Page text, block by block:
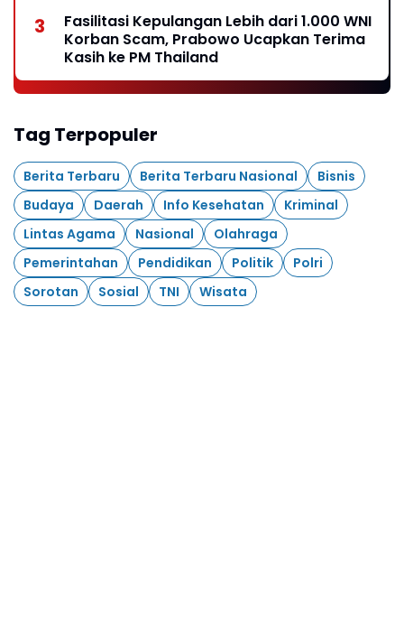
Fasilitasi Kepulangan Lebih dari 1.000 WNI
Korban Scam, Prabowo Ucapkan Terima
Kasih ke PM Thailand
Tag Terpopuler
Berita Terbaru Berita Terbaru Nasional
Bisnis
Budaya
Daerah Info Kesehatan
Kriminal
Lintas Agama
Nasional
Olahraga
Pemerintahan
Pendidikan Politik
Polri
Sorotan
Sosial TNI Wisata